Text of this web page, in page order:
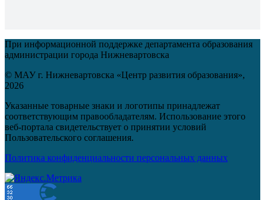
При информационной поддержке департамента образования
администрации города Нижневартовска
© МАУ г. Нижневартовска «Центр развития образования»,
2026
Указанные товарные знаки и логотипы принадлежат
соответствующим правообладателям. Использование этого
веб-портала свидетельствует о принятии условий
Пользовательского соглашения.
Политика конфиденциальности персональных данных